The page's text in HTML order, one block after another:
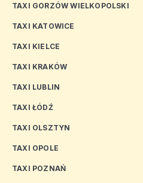
TAXI GORZÓW WIELKOPOLSKI
TAXI KATOWICE
TAXI KIELCE
TAXI KRAKÓW
TAXI LUBLIN
TAXI ŁÓDŹ
TAXI OLSZTYN
TAXI OPOLE
TAXI POZNAŃ